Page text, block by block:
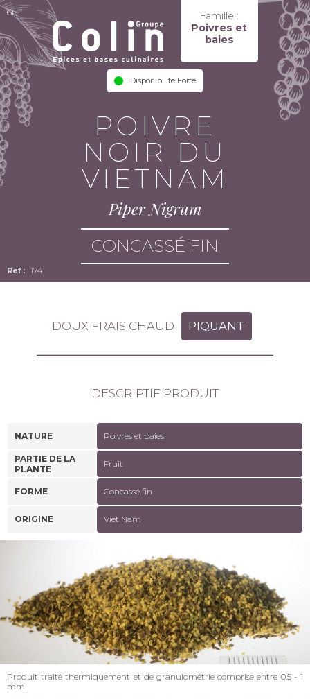
Famille :
Poivres et
baies
Disponibilité Forte
6E
174
POIVRE
NOIR DU
VIETNAM
Piper Nigrum
CONCASSÉ FIN
DOUX FRAIS CHAUD PIQUANT
DESCRIPTIF PRODUIT
NATURE Poivres et baies
PARTIE DE LA
PLANTE
Fruit
FORME Concassé fin
ORIGINE Viêt Nam
Produit traité thermiquement et de granulométrie comprise entre 0.5 - 1
mm.